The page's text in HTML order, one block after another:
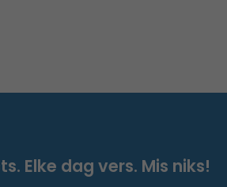
Elke dag vers. Mis niks!